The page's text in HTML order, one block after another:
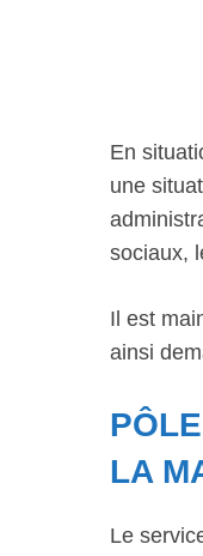
En
une
sociaux,
Il est
ainsi
LA
Le